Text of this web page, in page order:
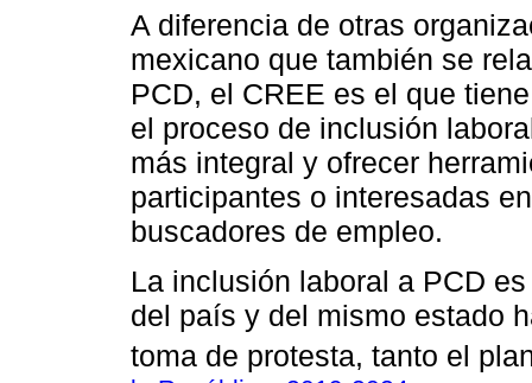
A diferencia de otras
mexicano que también se
PCD, el CREE es el que
el proceso de inclusión
más integral y ofrecer
participantes o interesadas
buscadores de empleo.
La inclusión laboral a PCD
del país y del mismo estado
toma de protesta, tanto el